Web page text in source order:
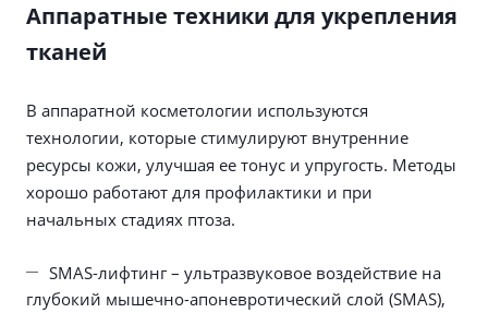
Аппаратные техники для укрепления
тканей
В аппаратной косметологии используются
технологии, которые стимулируют внутренние
ресурсы кожи, улучшая ее тонус и упругость. Методы
хорошо работают для профилактики и при
начальных стадиях птоза.
SMAS-лифтинг – ультразвуковое воздействие на
глубокий мышечно-апоневротический слой (SMAS),